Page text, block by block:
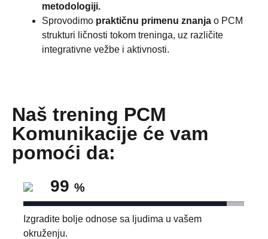
metodologiji.
Sprovodimo praktičnu primenu znanja o PCM
strukturi ličnosti tokom treninga, uz različite
integrativne vežbe i aktivnosti.
Naš trening PCM
Komunikacije će vam
pomoći da:
99%
Izgradite bolje odnose sa ljudima u vašem
okruženju.